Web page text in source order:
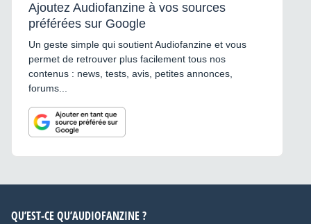
Ajoutez Audiofanzine à vos sources
préférées sur Google
Un geste simple qui soutient Audiofanzine et vous
permet de retrouver plus facilement tous nos
contenus : news, tests, avis, petites annonces,
forums...
QU’EST-CE QU’AUDIOFANZINE ?